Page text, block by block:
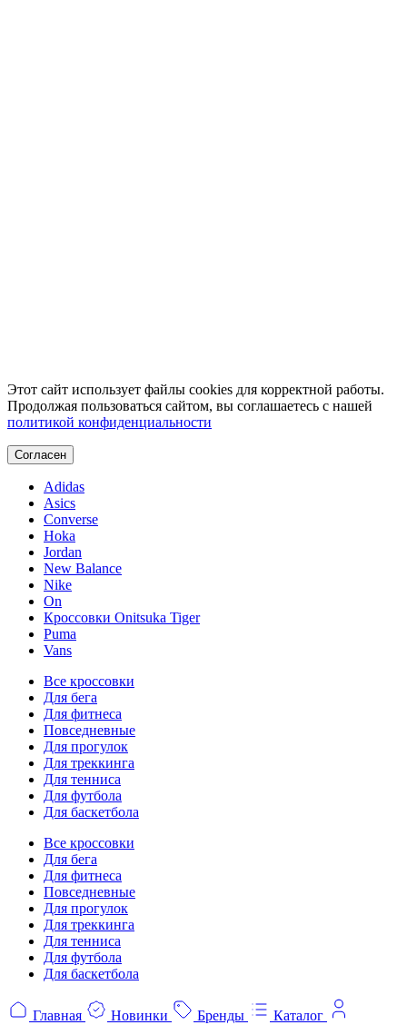
Этот сайт использует файлы cookies для корректной работы.
Продолжая пользоваться сайтом, вы соглашаетесь с нашей
политикой конфиденциальности
Согласен
Adidas
Asics
Converse
Hoka
Jordan
New Balance
Nike
On
Кроссовки Onitsuka Tiger
Puma
Vans
Все кроссовки
Для бега
Для фитнеса
Повседневные
Для прогулок
Для треккинга
Для тенниса
Для футбола
Для баскетбола
Все кроссовки
Для бега
Для фитнеса
Повседневные
Для прогулок
Для треккинга
Для тенниса
Для футбола
Для баскетбола
Главная Новинки Бренды
Каталог